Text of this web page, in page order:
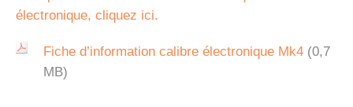
électronique, cliquez ici.
Fiche d’information calibre électronique Mk4 (0,7
MB)